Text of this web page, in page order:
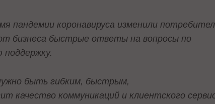
коронавируса изменили
бизнеса быстрые ответы на вопросы по
поддержку.
быть гибким, быстрым,
качество коммуникаций и клиентского